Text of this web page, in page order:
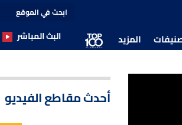
المزيد البث المباشر
أحدث مقاطع الفيديو